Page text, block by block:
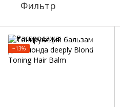
Фильтр
−13%